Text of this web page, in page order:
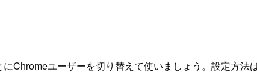
Chromeユーザーを切り替えて使いましょう。設定方法